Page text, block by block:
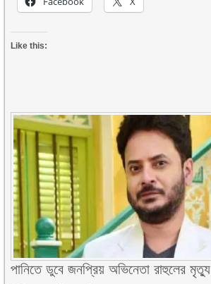
Like this:
পানিতে ডুবে জনপ্রিয় অভিনেতা রাহুলের মৃত্যু